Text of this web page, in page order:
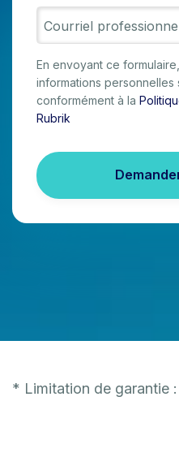
Courriel
En envoyant ce
informations personnelles
conformément à la
Rubrik
* Limitation de garantie